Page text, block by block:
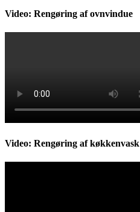
Video: Rengøring af ovnvindue
Video: Rengøring af køkkenvask